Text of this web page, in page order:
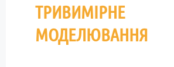
ТРИВИМІРНЕ
МОДЕЛЮВАННЯ